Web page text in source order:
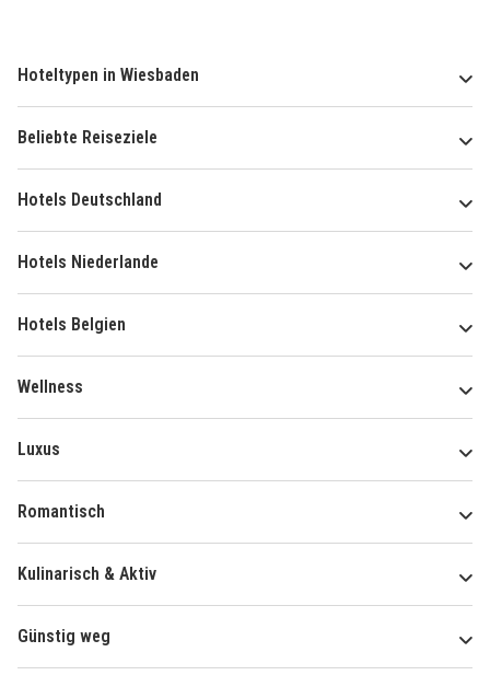
Hoteltypen in Wiesbaden
Beliebte Reiseziele
Hotels Deutschland
Hotels Niederlande
Hotels Belgien
Wellness
Luxus
Romantisch
Kulinarisch & Aktiv
Günstig weg